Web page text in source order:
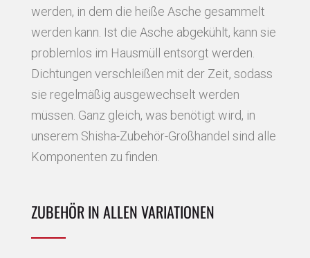
werden, in dem die heiße Asche gesammelt
werden kann. Ist die Asche abgekühlt, kann sie
problemlos im Hausmüll entsorgt werden.
Dichtungen verschleißen mit der Zeit, sodass
sie regelmäßig ausgewechselt werden
müssen. Ganz gleich, was benötigt wird, in
unserem Shisha-Zubehör-Großhandel sind alle
Komponenten zu finden.
ZUBEHÖR IN ALLEN VARIATIONEN